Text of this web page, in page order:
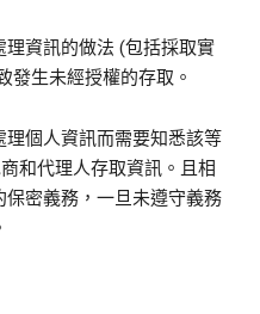
資訊的做法 (包括採取實
發生未經授權的存取。
個人資訊而需要知悉該等
和代理人存取資訊。且相
密義務，一旦未遵守義務